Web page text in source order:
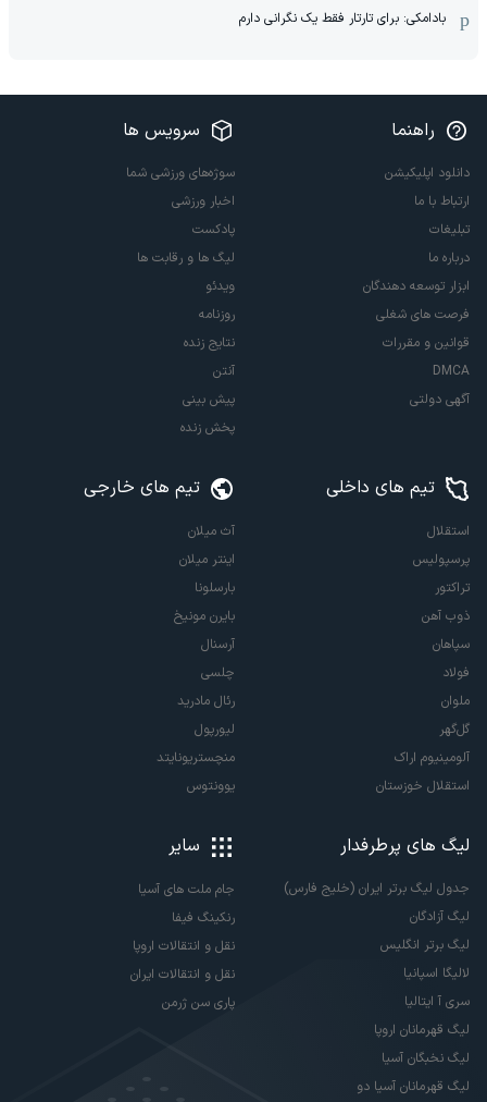
بادامکی: برای تارتار فقط یک نگرانی دارم
راهنما
دانلود اپلیکیشن
ارتباط با ما
تبلیغات
درباره ما
ابزار توسعه دهندگان
فرصت های شغلی
قوانین و مقررات
DMCA
آگهی دولتی
سرویس ها
سوژه‌های ورزشی شما
اخبار ورزشی
پادکست
لیگ ها و رقابت ها
ویدئو
روزنامه
نتایج زنده
آنتن
پیش بینی
پخش زنده
تیم های داخلی
استقلال
پرسپولیس
تراکتور
ذوب آهن
سپاهان
فولاد
ملوان
گل‌گهر
آلومینیوم اراک
استقلال خوزستان
تیم های خارجی
آث میلان
اینتر میلان
بارسلونا
بایرن مونیخ
آرسنال
چلسی
رئال مادرید
لیورپول
منچستریونایتد
یوونتوس
لیگ های پرطرفدار
جدول لیگ برتر ایران (خلیج فارس)
لیگ آزادگان
لیگ برتر انگلیس
لالیگا اسپانیا
سری آ ایتالیا
لیگ قهرمانان اروپا
لیگ نخبگان آسیا
لیگ قهرمانان آسیا دو
سایر
جام ملت های آسیا
رنکینگ فیفا
نقل و انتقالات اروپا
نقل و انتقالات ایران
پاری سن ژرمن